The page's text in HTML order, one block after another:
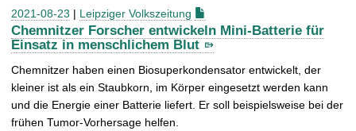
2021-08-23 | Leipziger Volkszeitung
Chemnitzer Forscher entwickeln Mini-Batterie für
Einsatz in menschlichem Blut
Chemnitzer haben einen Biosuperkondensator entwickelt, der
kleiner ist als ein Staubkorn, im Körper eingesetzt werden kann
und die Energie einer Batterie liefert. Er soll beispielsweise bei der
frühen Tumor-Vorhersage helfen.